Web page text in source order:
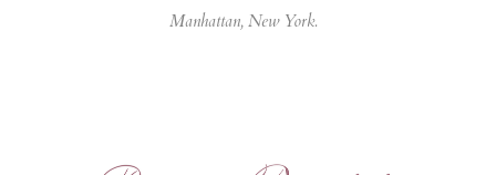
Manhattan, New York.